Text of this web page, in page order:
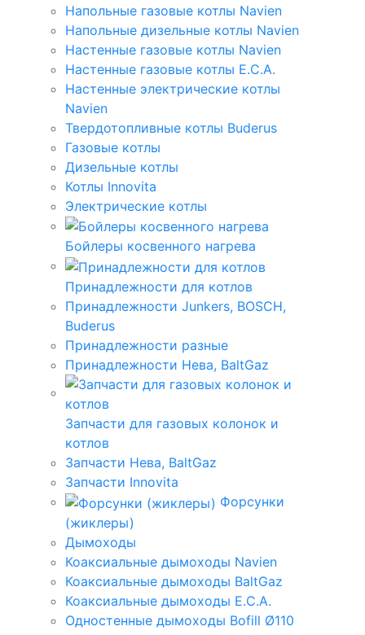
Напольные газовые котлы Navien
Напольные дизельные котлы Navien
Настенные газовые котлы Navien
Настенные газовые котлы E.C.A.
Настенные электрические котлы
Navien
Твердотопливные котлы Buderus
Газовые котлы
Дизельные котлы
Котлы Innovita
Электрические котлы
Бойлеры косвенного нагрева
Принадлежности для котлов
Принадлежности Junkers, BOSCH,
Buderus
Принадлежности разные
Принадлежности Нева, BaltGaz
Запчасти для газовых колонок и
котлов
Запчасти Нева, BaltGaz
Запчасти Innovita
Форсунки
(жиклеры)
Дымоходы
Коаксиальные дымоходы Navien
Коаксиальные дымоходы BaltGaz
Коаксиальные дымоходы E.C.A.
Одностенные дымоходы Bofill Ø110